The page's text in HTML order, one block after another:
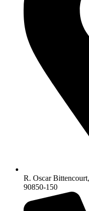
R. Oscar
90850-150